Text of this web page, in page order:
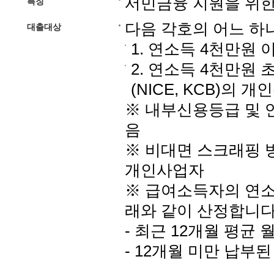
대출대상
다음 각호의 어느 하
1. 연소득 4천만원
2. 연소득 4천만원
(NICE, KCB)의 개
※ 내부신용등급 및
음
※ 비대면 스크래핑
개인사업자
※ 급여소득자의 연
래와 같이 산정합니
- 최근 12개월 평균
- 12개월 미만 납부